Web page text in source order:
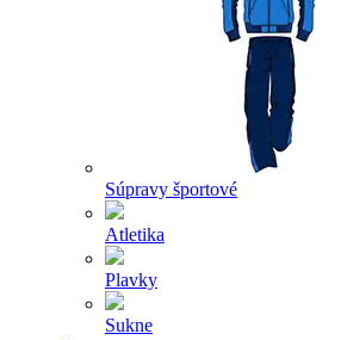
Súpravy športové
Atletika
Plavky
Sukne